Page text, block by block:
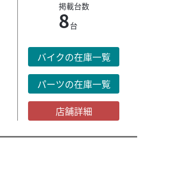
掲載台数
8台
バイクの在庫一覧
パーツの在庫一覧
店舗詳細